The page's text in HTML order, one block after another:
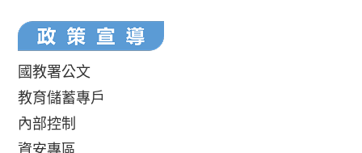
國教署公文
教育儲蓄專戶
內部控制